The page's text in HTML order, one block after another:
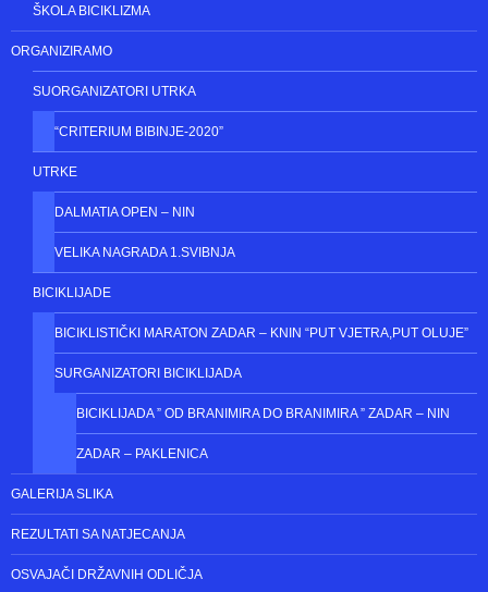
ŠKOLA BICIKLIZMA
ORGANIZIRAMO
SUORGANIZATORI UTRKA
“CRITERIUM BIBINJE-2020”
UTRKE
DALMATIA OPEN – NIN
VELIKA NAGRADA 1.SVIBNJA
BICIKLIJADE
BICIKLISTIČKI MARATON ZADAR – KNIN “PUT VJETRA,PUT OLUJE”
SURGANIZATORI BICIKLIJADA
BICIKLIJADA ” OD BRANIMIRA DO BRANIMIRA ” ZADAR – NIN
ZADAR – PAKLENICA
GALERIJA SLIKA
REZULTATI SA NATJECANJA